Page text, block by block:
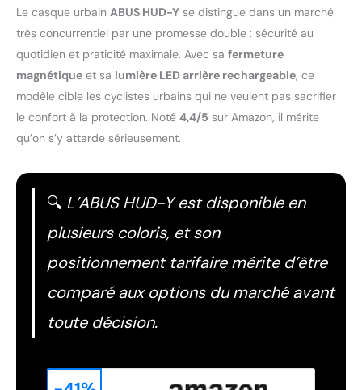
Le casque urbain ABUS HUD-Y se distingue dans un marché
très concurrentiel par une promesse double : sécurité au
quotidien et praticité maximale. Avec sa fermeture
magnétique et sa lumière LED arrière rechargeable, ce
modèle cible les cyclistes urbains qui ne veulent pas sacrifier
le confort à la protection. Noté 4,4/5 sur Amazon, il mérite
qu’on s’y attarde sérieusement.
🔍 L’ABUS HUD-Y est disponible en
plusieurs coloris, et son
positionnement tarifaire mérite d’être
comparé aux options du marché avant
toute décision.